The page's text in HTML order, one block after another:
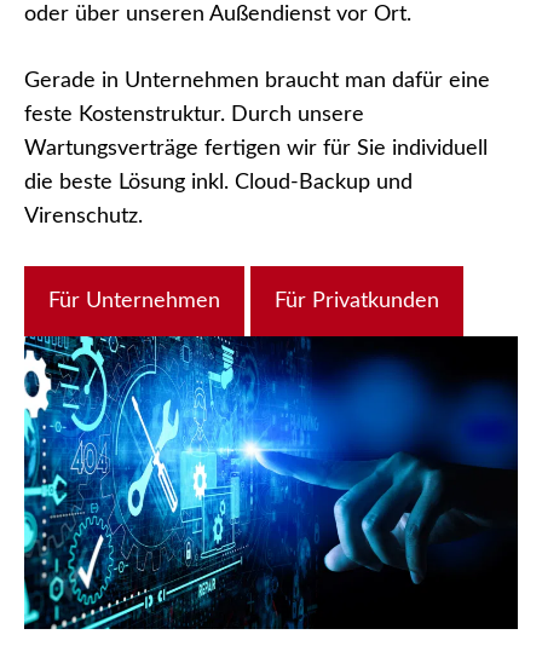
oder über unseren Außendienst vor Ort.
Gerade in Unternehmen braucht man dafür eine
feste Kostenstruktur. Durch unsere
Wartungsverträge fertigen wir für Sie individuell
die beste Lösung inkl. Cloud-Backup und
Virenschutz.
Für Unternehmen Für Privatkunden